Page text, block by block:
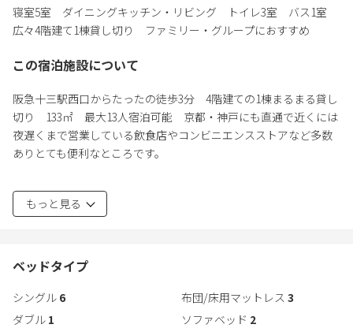
寝室5室 ダイニングキッチン・リビング トイレ3室 バス1室
広々4階建て1棟貸し切り ファミリー・グループにおすすめ
この宿泊施設について
阪急十三駅西口からたったの徒歩3分 4階建ての1棟まるまる貸し
切り 133㎡ 最大13人宿泊可能 京都・神戸にも直通で近くには
夜遅くまで営業している飲食店やコンビニエンスストアなど多数
ありとても便利なところです。
ご予約後にこちらからチェックイン方法など、大切なお知らせを
メールします。
1F - Dining, Kitchen, & Living Room
3,4F - 4 Bedrooms
もっと見る
ベッドタイプ
シングル 6 布団/床用マットレス 3
ダブル 1 ソファベッド 2